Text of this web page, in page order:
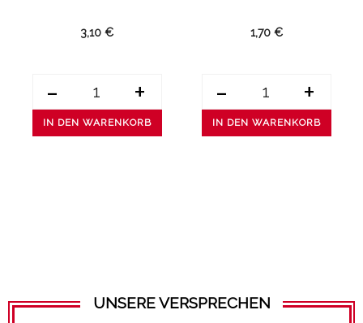
3,10 €
- +
IN DEN WARENKORB
1,70 €
- +
IN DEN WARENKORB
UNSERE VERSPRECHEN